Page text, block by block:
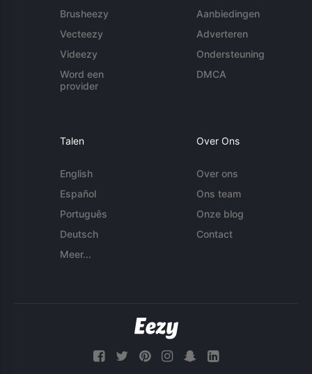
Brusheezy
Vecteezy
Videezy
Word een
provider
Aanbiedingen
Adverteren
Ondersteuning
DMCA
Talen
English
Español
Português
Deutsch
Meer...
Over Ons
Over ons
Ons team
Onze blog
Contact